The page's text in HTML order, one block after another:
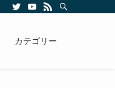
カテゴリー